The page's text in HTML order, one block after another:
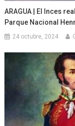
ARAGUA | El Inces
Parque Nacional
24 octubre, 2024